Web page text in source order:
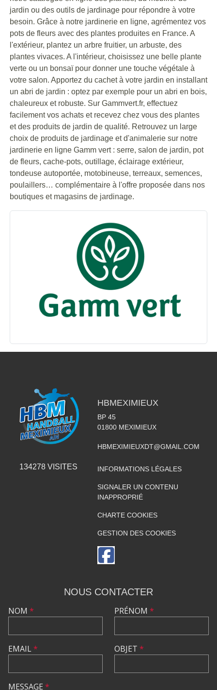
jardin ou des outils de jardinage pour répondre à votre
besoin. Grâce à notre jardinerie en ligne, agrémentez vos
pots de fleurs avec des plantes produites en France. A
l'extérieur, plantez un arbre fruitier, un arbuste, des
plantes vivaces. A l'intérieur, choisissez une belle plante
verte ou un bonsaï pour donner une touche végétale à
votre salon. Apportez du cachet à votre jardin en installant
un abri de jardin : optez par exemple pour un abri en bois,
chaleureux et robuste. Sur Gammvert.fr, effectuez
facilement vos achats et recevez chez vous des plantes
et des produits de jardin de qualité. Retrouvez un large
choix de produits de jardinage et d'animalerie sur notre
jardinerie en ligne Gamm vert : serre, salon de jardin, pot
de fleurs, cache-pots, outillage, éclairage extérieur,
tondeuse autoportée, motobineuse, terreaux, semences,
poulaillers… complémentaire à l'offre proposée dans nos
boutiques et magasins de jardinage.
134278 VISITES
HBMEXIMIEUX
BP 45
01800 MEXIMIEUX
HBMEXIMIEUXDT@GMAIL.COM
INFORMATIONS LÉGALES
SIGNALER UN CONTENU
INAPPROPRIÉ
CHARTE COOKIES
GESTION DES COOKIES
NOUS CONTACTER
NOM *
EMAIL*
PRÉNOM *
OBJET *
MESSAGE *